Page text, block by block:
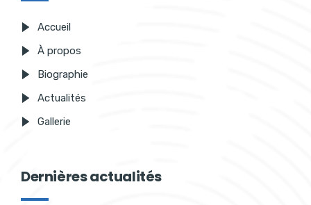
Accueil
À propos
Biographie
Actualités
Gallerie
Dernières actualités